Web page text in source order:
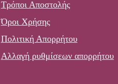
Τρόποι Αποστολής
Όροι Χρήσης
Πολιτική Απορρήτου
Αλλαγή ρυθμίσεων απορρήτου